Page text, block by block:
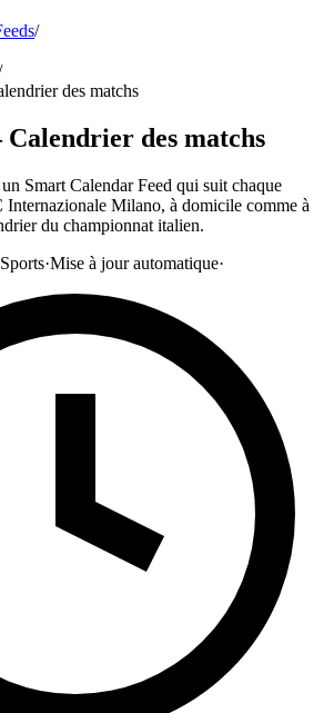
/
des matchs
des matchs
Smart Calendar Feed qui suit chaque
Internazionale Milano, à domicile comme à
du championnat italien.
Sports·Mise à jour automatique·